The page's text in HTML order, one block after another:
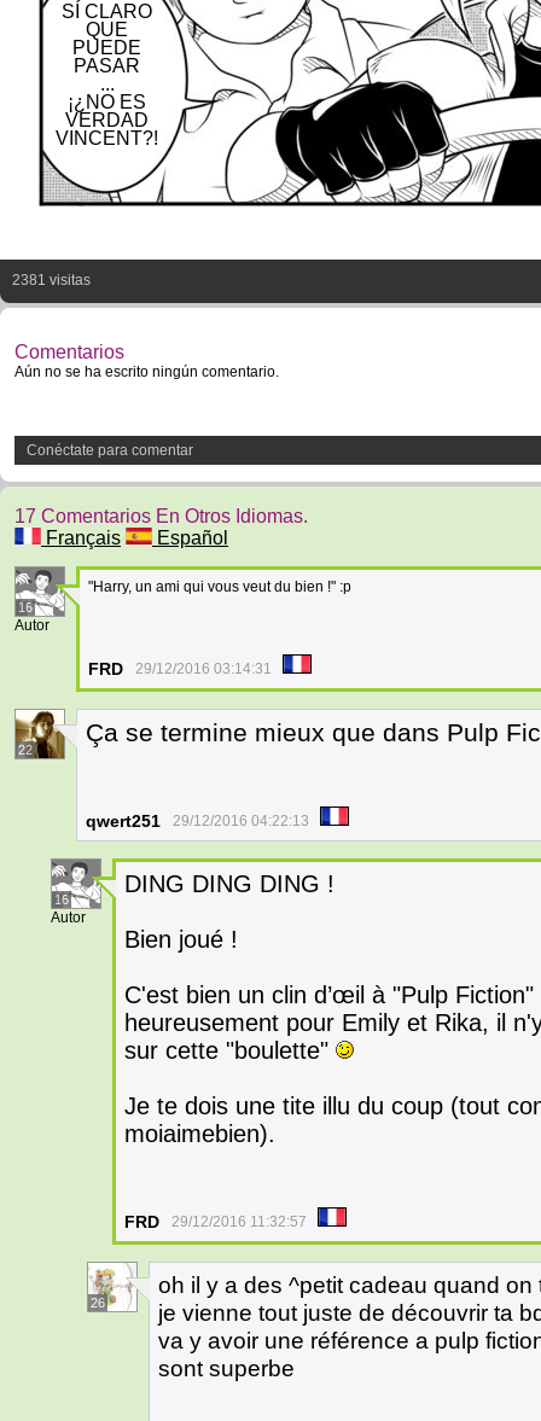
SÍ CLARO
QUE
PUEDE
PASAR
...
¡¿NO ES
VERDAD
VINCENT?!
2381 visitas
Comentarios
Aún no se ha escrito ningún comentario.
Conéctate para comentar
17 Comentarios En Otros Idiomas.
Français
Español
16
Autor
"Harry, un ami qui vous veut du bien !" :p
FRD 29/12/2016 03:14:31
22
Ça se termine mieux que dans Pulp
qwert251 29/12/2016 04:22:13
16
Autor
DING DING DING !
Bien joué !
C'est bien un clin d’œil à "Pulp
heureusement pour Emily et Rika, il
sur cette "boulette"
Je te dois une tite illu du coup (tout
moiaimebien).
FRD 29/12/2016 11:32:57
26
oh il y a des ^petit cadeau quand
je vienne tout juste de découvrir ta
va y avoir une référence a pulp
sont superbe